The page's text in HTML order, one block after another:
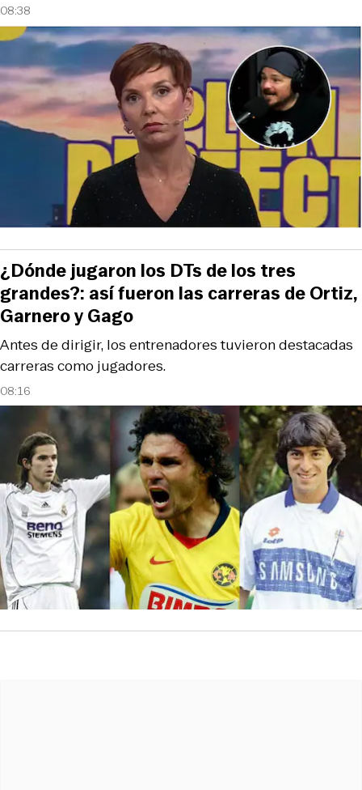
08:38
08:16
Antes de dirigir, los entrenadores tuvieron destacadas
carreras como jugadores.
¿Dónde jugaron los DTs de los tres
grandes?: así fueron las carreras de Ortiz,
Garnero y Gago